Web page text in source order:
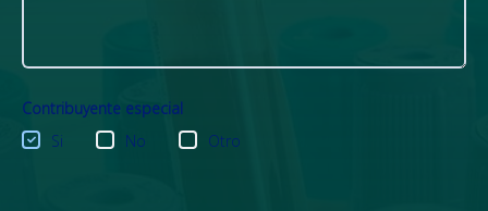
Contribuyente especial
Si
No Otro